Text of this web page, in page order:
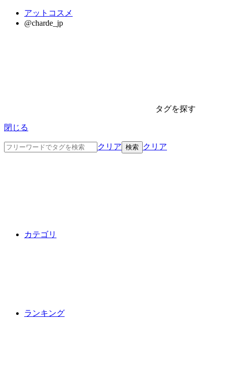
アットコスメ
@charde_jp
タグを探す
閉じる
クリア クリア
カテゴリ
ランキング